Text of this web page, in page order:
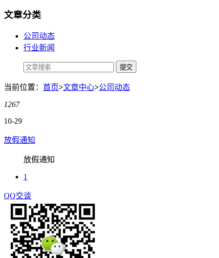
文章分类
公司动态
行业新闻
当前位置： 首页>文章中心>公司动态
1267
10-29
放假通知
放假通知
1
QQ交谈